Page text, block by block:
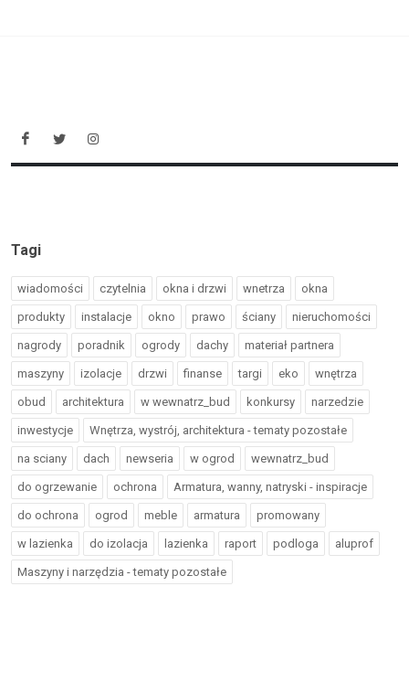
Tagi
wiadomości czytelnia okna i drzwi wnetrza okna
produkty instalacje okno prawo ściany nieruchomości
nagrody poradnik ogrody dachy materiał partnera
maszyny izolacje drzwi finanse targi eko wnętrza
obud architektura w wewnatrz_bud konkursy narzedzie
inwestycje Wnętrza, wystrój, architektura - tematy pozostałe
na sciany dach newseria w ogrod wewnatrz_bud
do ogrzewanie ochrona Armatura, wanny, natryski - inspiracje
do ochrona ogrod meble armatura promowany
w lazienka do izolacja lazienka raport podloga aluprof
Maszyny i narzędzia - tematy pozostałe